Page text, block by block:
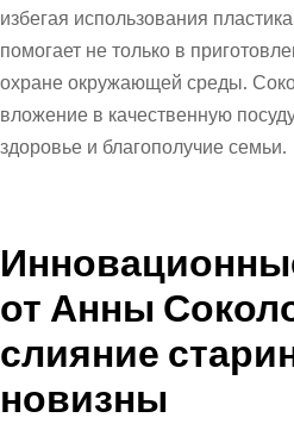
избегая использования
помогает не только в
охране окружающей среды.
вложение в качественную
здоровье и благополучие семьи.
от Анны
слияние
новизны